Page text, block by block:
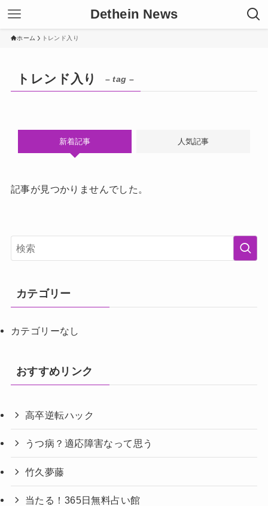
Dethein News
ホーム トレンド入り
トレンド入り – tag –
新着記事 人気記事
記事が見つかりませんでした。
カテゴリー
カテゴリーなし
おすすめリンク
高卒逆転ハック
うつ病？適応障害なって思う
竹久夢藤
当たる！365日無料占い館